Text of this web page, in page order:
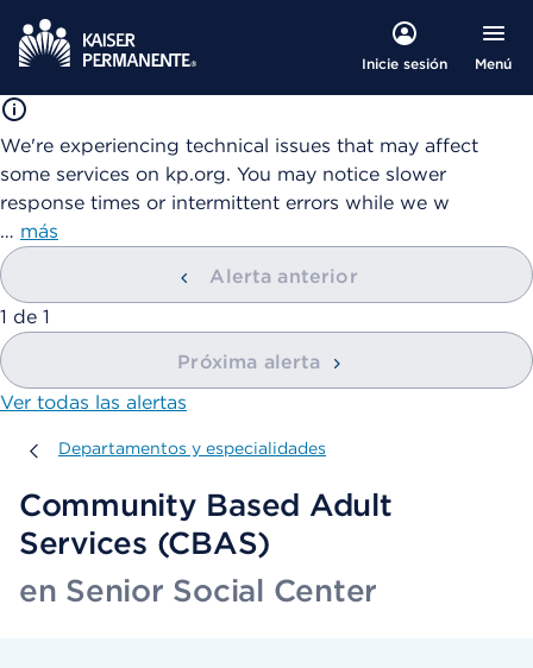
Inicie sesión Menú
We're experiencing technical issues that may affect
some services on kp.org. You may notice slower
response times or intermittent errors while we w
… más
Alerta anterior
mostrando
1 de 1
Próxima alerta
Ver todas las alertas
Departamentos y especialidades
Departamentos y especialidades
Community Based Adult
Services (CBAS)
en Senior Social Center